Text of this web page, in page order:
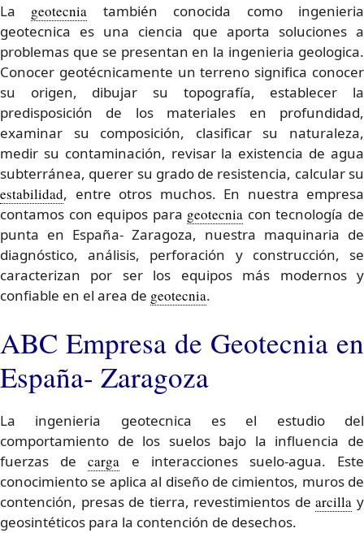
La geotecnia también conocida como ingenieria
geotecnica es una ciencia que aporta soluciones a
problemas que se presentan en la ingenieria geologica.
Conocer geotécnicamente un terreno significa conocer
su origen, dibujar su topografía, establecer la
predisposición de los materiales en profundidad,
examinar su composición, clasificar su naturaleza,
medir su contaminación, revisar la existencia de agua
subterránea, querer su grado de resistencia, calcular su
estabilidad, entre otros muchos. En nuestra empresa
contamos con equipos para geotecnia con tecnología de
punta en España- Zaragoza, nuestra maquinaria de
diagnóstico, análisis, perforación y construcción, se
caracterizan por ser los equipos más modernos y
confiable en el area de geotecnia.
ABC Empresa de Geotecnia en
España- Zaragoza
La ingenieria geotecnica es el estudio del
comportamiento de los suelos bajo la influencia de
fuerzas decarga e interacciones suelo-agua. Este
conocimiento se aplica al diseño de cimientos, muros de
contención, presas de tierra, revestimientos dearcilla y
geosintéticos para la contención de desechos.